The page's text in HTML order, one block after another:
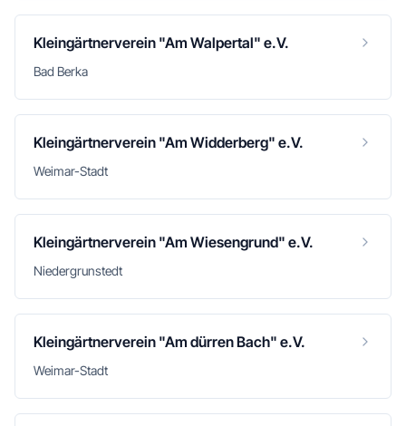
Kleingärtnerverein "Am Walpertal" e.V.
Bad Berka
Kleingärtnerverein "Am Widderberg" e.V.
Weimar-Stadt
Kleingärtnerverein "Am Wiesengrund" e.V.
Niedergrunstedt
Kleingärtnerverein "Am dürren Bach" e.V.
Weimar-Stadt